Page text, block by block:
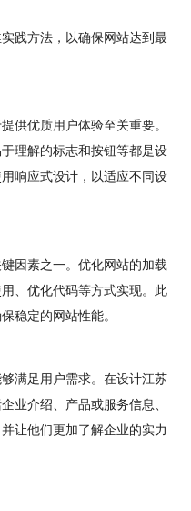
践方法，以确保网站达到最
供优质用户体验至关重要。
理解的标志和按钮等都是设
响应式设计，以适应不同设
因素之一。优化网站的加载
、优化代码等方式实现。此
稳定的网站性能。
满足用户需求。在设计江苏
业介绍、产品或服务信息、
让他们更加了解企业的实力